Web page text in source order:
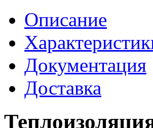
Описание
Документация
Доставка